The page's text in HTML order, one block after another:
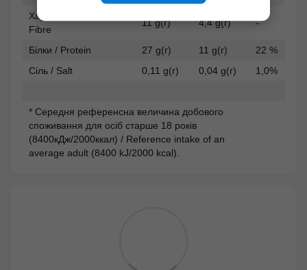
Харчові волокна /
Fibre
11 g(г) 4,4 g(г) -
Білки / Protein 27 g(г) 11 g(г)
22 %
Сіль / Salt
0,11 g(г) 0,04 g(г) 1,0%
* Середня референсна величина добового
споживання для осіб старше 18 років
(8400кДж/2000ккал) / Reference intake of an
average adult (8400 kJ/2000 kcal).